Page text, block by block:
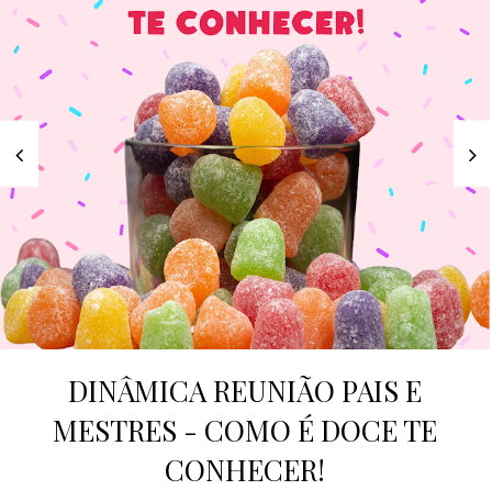
DINÂMICA REUNIÃO PAIS E
MESTRES - COMO É DOCE TE
CONHECER!